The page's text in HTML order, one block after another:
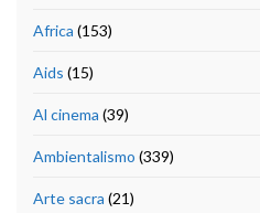
Africa (153)
Aids (15)
Al cinema (39)
Ambientalismo (339)
Arte sacra (21)